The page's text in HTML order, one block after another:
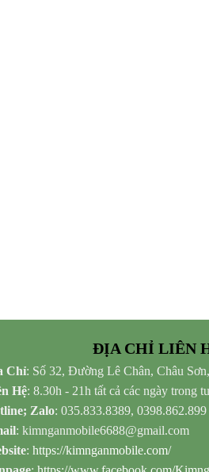
ĐỊA CHỈ LIÊN
Chỉ: Số 32, Đường Lê Chân, Châu
Hệ: 8.30h - 21h tất cả các ngày trong
Zalo: 035.833.8389, 0398.862.899
: kimnganmobile6688@gmail.com
: https://kimnganmobile.com/